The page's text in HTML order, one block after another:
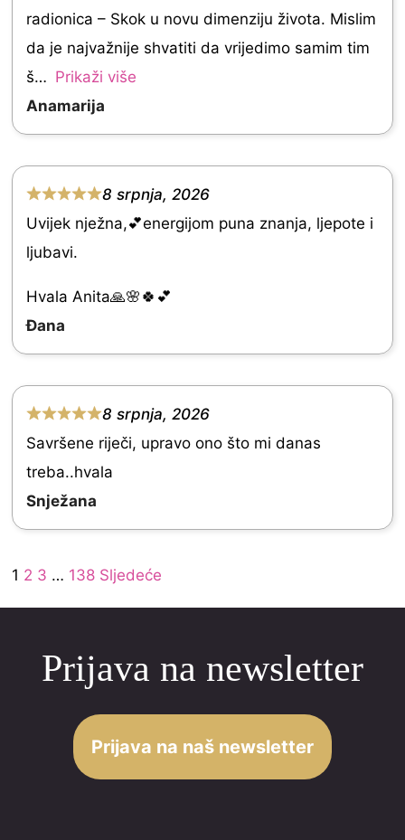
.
0
o
u
t
o
f
5
radionica – Skok u novu dimenziju života. Mislim
da je najvažnije shvatiti da vrijedimo samim tim
š
Prikaži više
Anamarija
e
d
5
.
0
o
u
t
o
5
8 srpnja, 2026
Uvijek nježna,💕energijom puna znanja, ljepote i
ljubavi.
Hvala Anita🙏🌸🍀💕
Đana
5
8 srpnja, 2026
Savršene riječi, upravo ono što mi danas
treba..hvala
Snježana
Site
Reviews
Page
1 Page
2 Page
3 … Page
138 Sljedeće
Prijava na newsletter
Prijava na naš newsletter